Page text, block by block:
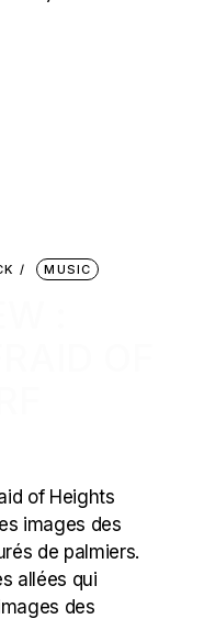
MUSIC
of Heights
images des
de palmiers.
allées qui
des